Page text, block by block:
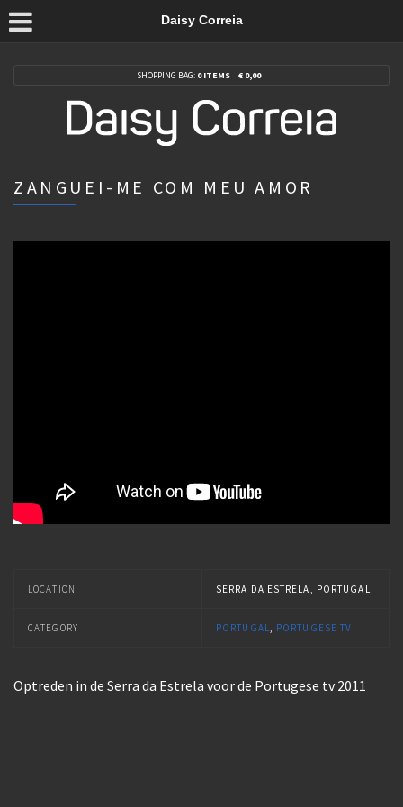
Daisy Correia
SHOPPING BAG: 0 ITEMS €0,00
ZANGUEI-ME COM MEU AMOR
LOCATION SERRA DA ESTRELA, PORTUGAL
CATEGORY PORTUGAL PORTUGESE TV
Optreden in de Serra da Estrela voor de Portugese tv 2011